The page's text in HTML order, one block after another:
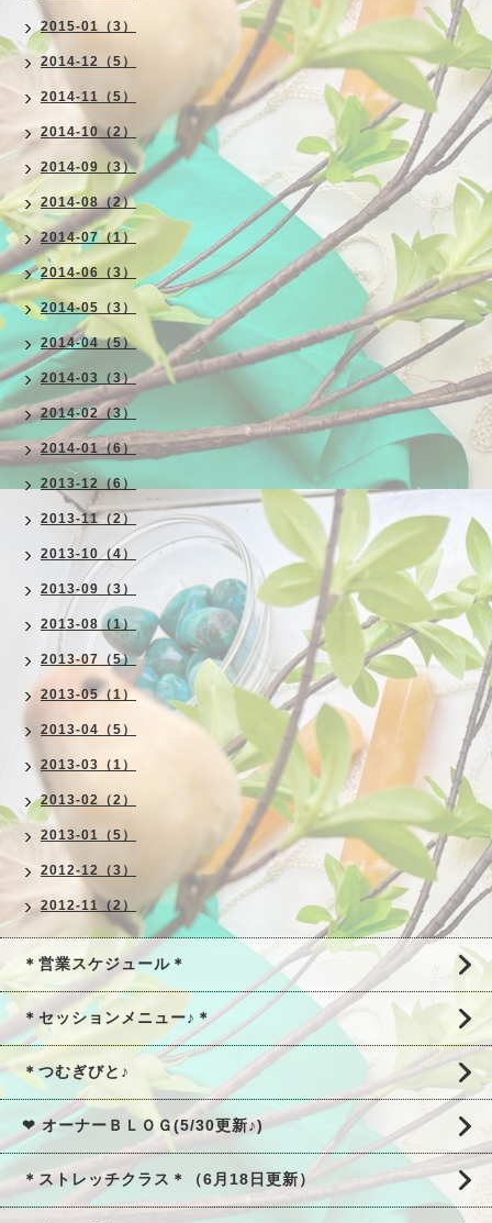
2015-01（3）
2014-12（5）
2014-11（5）
2014-10（2）
2014-09（3）
2014-08（2）
2014-07（1）
2014-06（3）
2014-05（3）
2014-04（5）
2014-03（3）
2014-02（3）
2014-01（6）
2013-12（6）
2013-11（2）
2013-10（4）
2013-09（3）
2013-08（1）
2013-07（5）
2013-05（1）
2013-04（5）
2013-03（1）
2013-02（2）
2013-01（5）
2012-12（3）
2012-11（2）
＊営業スケジュール＊
＊セッションメニュー♪＊
＊つむぎびと♪
❤ オーナーＢＬＯＧ(5/30更新♪)
＊ストレッチクラス＊（6月18日更新）